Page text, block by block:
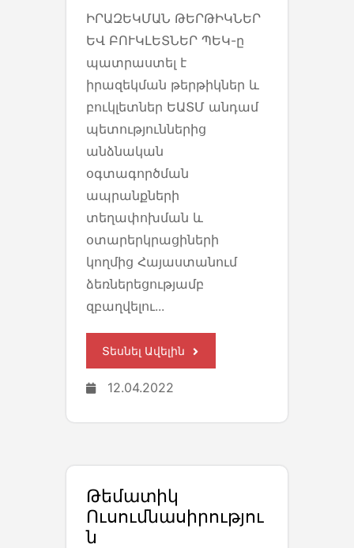
ԻՐԱԶԵԿՄԱՆ ԹԵՐԹԻԿՆԵՐ
ԵՎ ԲՈՒԿԼԵՏՆԵՐ ՊԵԿ-ը
պատրաստել է
իրազեկման թերթիկներ և
բուկլետներ ԵԱՏՄ անդամ
պետություններից
անձնական
օգտագործման
ապրանքների
տեղափոխման և
օտարերկրացիների
կողմից Հայաստանում
ձեռներեցությամբ
զբաղվելու...
Տեսնել Ավելին
12.04.2022
Թեմատիկ
Ուսումնասիրությու
Ն